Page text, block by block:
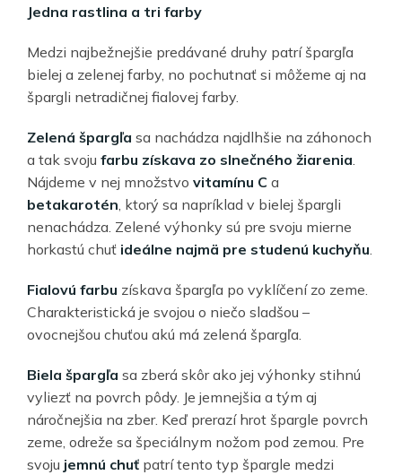
Jedna rastlina a tri farby
Medzi najbežnejšie predávané druhy patrí špargľa
bielej a zelenej farby, no pochutnať si môžeme aj na
špargli netradičnej fialovej farby.
Zelená špargľa sa nachádza najdlhšie na záhonoch
a tak svoju farbu získava zo slnečného žiarenia.
Nájdeme v nej množstvo vitamínu C a
betakarotén, ktorý sa napríklad v bielej špargli
nenachádza. Zelené výhonky sú pre svoju mierne
horkastú chuť ideálne najmä pre studenú kuchyňu.
Fialovú farbu získava špargľa po vyklíčení zo zeme.
Charakteristická je svojou o niečo sladšou –
ovocnejšou chuťou akú má zelená špargľa.
Biela špargľa sa zberá skôr ako jej výhonky stihnú
vyliezť na povrch pôdy. Je jemnejšia a tým aj
náročnejšia na zber. Keď prerazí hrot špargle povrch
zeme, odreže sa špeciálnym nožom pod zemou. Pre
svoju jemnú chuť patrí tento typ špargle medzi